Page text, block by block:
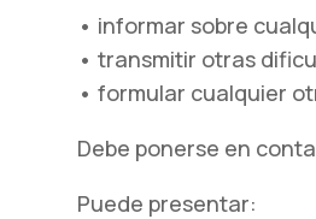
• informar sobre
• transmitir otras
• formular cualquier
Debe ponerse en
Puede presentar: